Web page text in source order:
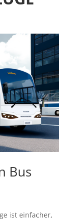
Bus
ist einfacher,